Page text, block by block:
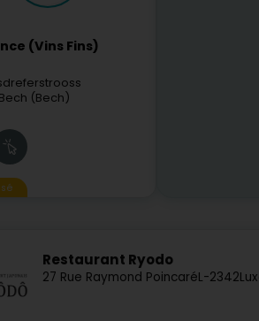
(Vins Fins)
Bech (Bech)
Restaurant Ryodo
27 Rue Raymond PoincaréL-2342